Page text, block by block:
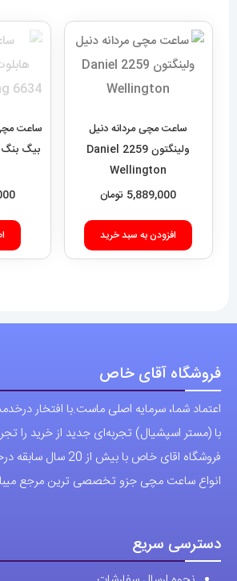
ساعت مچی مردانه دنیل
ولینگتون 2259 Daniel
Wellington
5,889,000 تومان
افزودن به سبد خرید
ساعت
فروشگاه آقای خاص
اعتماد شما، سرمایه اصلی ماست.با افتخار
با (مستر اسپشیال) تجربه‌ای جدید از خرید را
فروشگاه اقای خاص با
انواع ساعت مچی جزو تخصصی ترین مرجع
دسترسی سریع